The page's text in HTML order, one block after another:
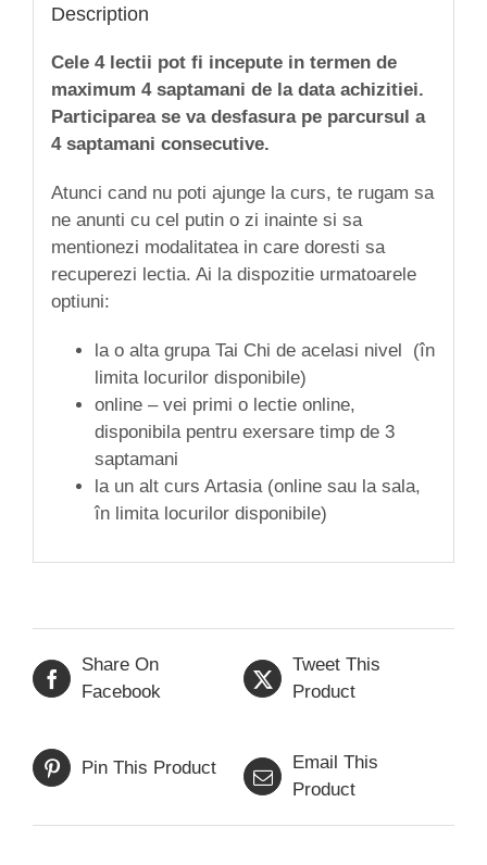
Description
Cele 4 lectii pot fi incepute in termen de
maximum 4 saptamani de la data achizitiei.
Participarea se va desfasura pe parcursul a
4 saptamani consecutive.
Atunci cand nu poti ajunge la curs, te rugam sa
ne anunti cu cel putin o zi inainte si sa
mentionezi modalitatea in care doresti sa
recuperezi lectia. Ai la dispozitie urmatoarele
optiuni:
la o alta grupa Tai Chi de acelasi nivel (în
limita locurilor disponibile)
online – vei primi o lectie online,
disponibila pentru exersare timp de 3
saptamani
la un alt curs Artasia (online sau la sala,
în limita locurilor disponibile)
Share On
Facebook
Tweet This
Product
Pin This Product
Email This
Product